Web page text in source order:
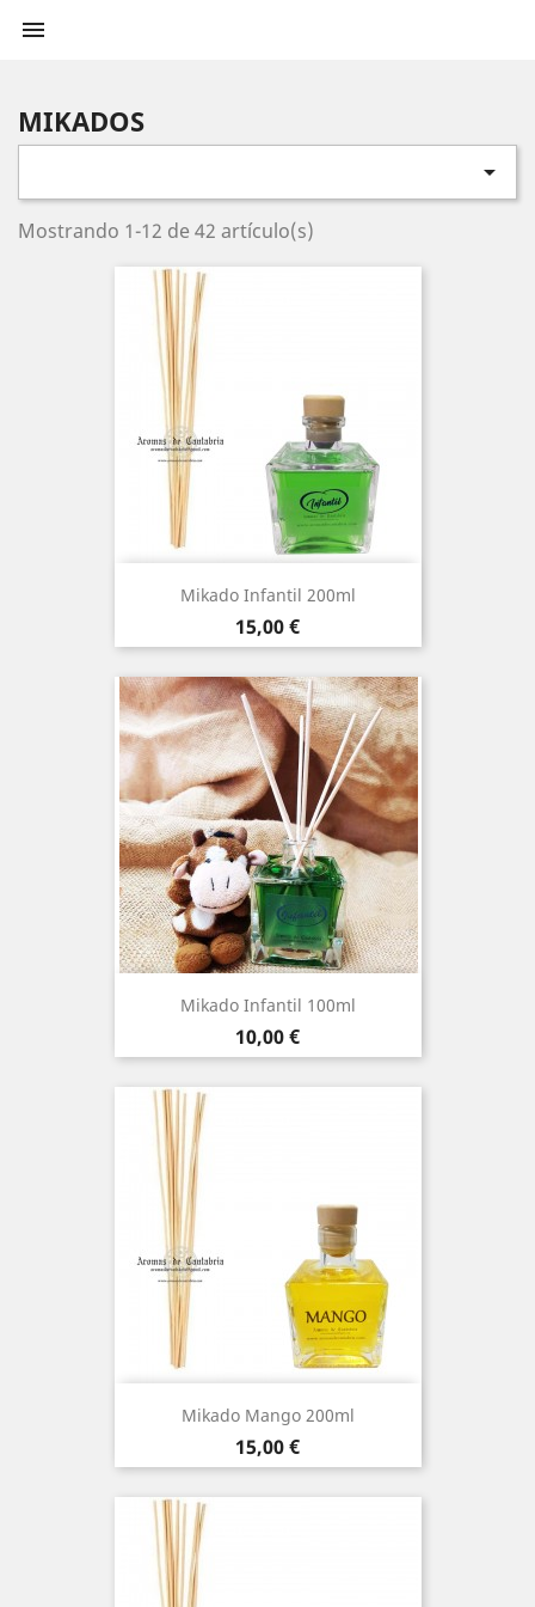

MIKADOS

Mostrando 1-12 de 42 artículo(s)
Mikado Infantil 200ml
Precio
15,00 €
Mikado Infantil 100ml
Precio
10,00 €
Mikado Mango 200ml
Precio
15,00 €